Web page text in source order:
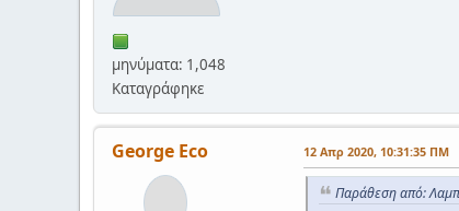
μηνύματα: 1,048
Καταγράφηκε
George Eco 12 Απρ 2020, 10:31:35 ΠΜ
Παράθεση από: